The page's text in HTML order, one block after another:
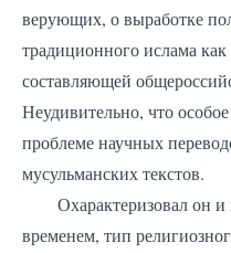
верующих, о выработке
традиционного ислама
составляющей
Неудивительно, что
проблеме научных
мусульманских текстов.
Охарактеризовал он
временем, тип